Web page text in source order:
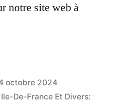
notre site web à
octobre 2024
De-France Et Divers: